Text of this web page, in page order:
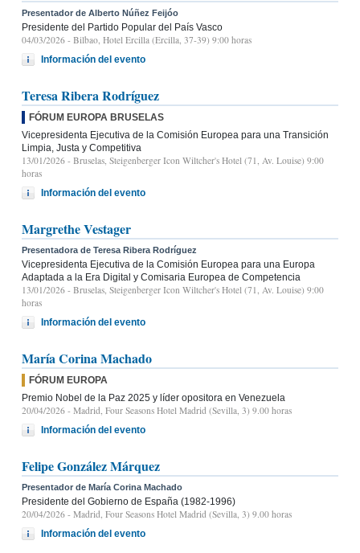
Presentador de Alberto Núñez Feijóo
Presidente del Partido Popular del País Vasco
04/03/2026 - Bilbao, Hotel Ercilla (Ercilla, 37-39) 9:00 horas
Información del evento
Teresa Ribera Rodríguez
FÓRUM EUROPA BRUSELAS
Vicepresidenta Ejecutiva de la Comisión Europea para una Transición
Limpia, Justa y Competitiva
13/01/2026 - Bruselas, Steigenberger Icon Wiltcher's Hotel (71, Av. Louise) 9:00
horas
Información del evento
Margrethe Vestager
Presentadora de Teresa Ribera Rodríguez
Vicepresidenta Ejecutiva de la Comisión Europea para una Europa
Adaptada a la Era Digital y Comisaria Europea de Competencia
13/01/2026 - Bruselas, Steigenberger Icon Wiltcher's Hotel (71, Av. Louise) 9:00
horas
Información del evento
María Corina Machado
FÓRUM EUROPA
Premio Nobel de la Paz 2025 y líder opositora en Venezuela
20/04/2026 - Madrid, Four Seasons Hotel Madrid (Sevilla, 3) 9.00 horas
Información del evento
Felipe González Márquez
Presentador de María Corina Machado
Presidente del Gobierno de España (1982-1996)
20/04/2026 - Madrid, Four Seasons Hotel Madrid (Sevilla, 3) 9.00 horas
Información del evento